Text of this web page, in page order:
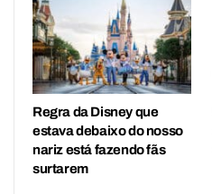
Regra da Disney que
estava debaixo do nosso
nariz está fazendo fãs
surtarem